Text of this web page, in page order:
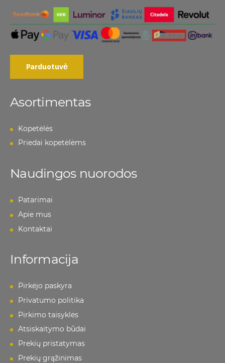
Parduotuvė
Asortimentas
Kopetėlės
Priedai kopetėlėms
Naudingos nuorodos
Patarimai
Apie mus
Kontaktai
Informacija
Pirkėjo paskyra
Privatumo politika
Pirkimo taisyklės
Atsiskaitymo būdai
Prekių pristatymas
Prekių grąžinimas